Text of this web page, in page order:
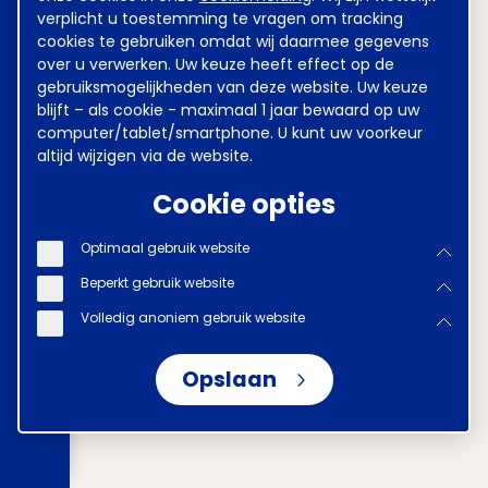
verplicht u toestemming te vragen om tracking
cookies te gebruiken omdat wij daarmee gegevens
over u verwerken. Uw keuze heeft effect op de
gebruiksmogelijkheden van deze website. Uw keuze
blijft – als cookie - maximaal 1 jaar bewaard op uw
computer/tablet/smartphone. U kunt uw voorkeur
altijd wijzigen via de website.
Cookie opties
Optimaal gebruik website
Beperkt gebruik website
Volledig anoniem gebruik website
Opslaan